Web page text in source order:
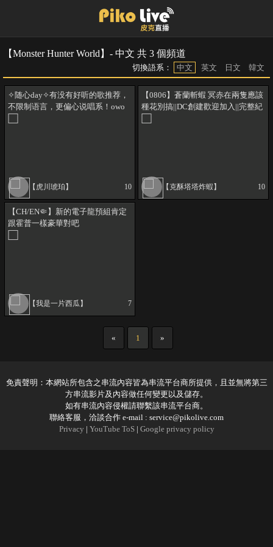
【Monster Hunter World】- 中文 共 3 個頻道
切換語系： 中文 英文 日文 韓文
✧随心day✧有没有好听的歌推荐，
不限制语言，更偏心说唱系！owo
【虎川琥珀】 10
【0806】蒼蘭斬蝦 冥赤在兩隻應該
種花別搞||DC創建歡迎加入||完整紀
【克酥塔塔炸蝦】 10
【CH/EN🤏】新的電子龍預組肯定
跟霍普一樣豪華對吧
【我是一片西瓜】 7
« 1 »
免責聲明：本網站所包含之串流內容皆為串流平台商所提供，且並無將第三
方串流影片及內容做任何變更以及儲存。
如有串流內容侵權請聯繫該串流平台商。
聯絡客服，洽談合作 e-mail : service@pikolive.com
Privacy | YouTube ToS| Google privacy policy